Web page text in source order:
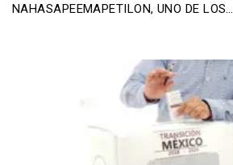
NAHASAPEEMAPETILON, UNO DE LOS…